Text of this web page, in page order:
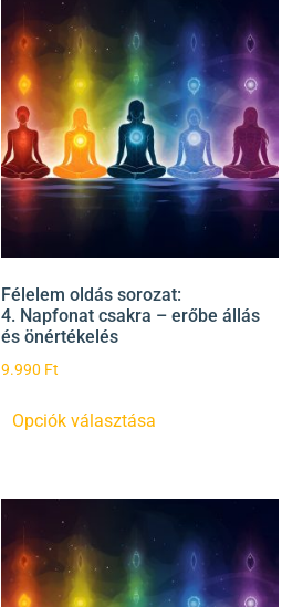
Félelem oldás sorozat:
4. Napfonat csakra – erőbe állás
és önértékelés
9.990 Ft
Opciók választása